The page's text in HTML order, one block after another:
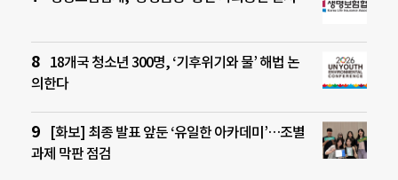
18개국 청소년 300명, ‘기후위기와 물’ 해법 논
의한다
[화보] 최종 발표 앞둔 ‘유일한 아카데미’…조별
과제 막판 점검